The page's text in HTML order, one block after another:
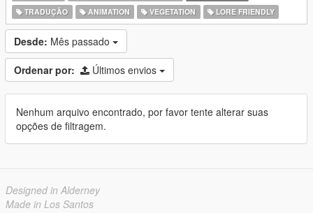
TRADUÇÃO
ANIMATION VEGETATION LORE FRIENDLY
Desde: Mês passado
Ordenar por: Últimos envios
Nenhum arquivo encontrado, por favor tente alterar suas
opções de filtragem.
Designed in Alderney
Made in Los Santos